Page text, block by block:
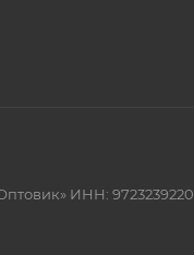
ИНН: 9723239220